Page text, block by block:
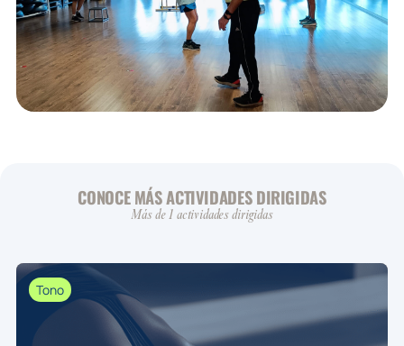
CONOCE MÁS ACTIVIDADES DIRIGIDAS
Más de 1 actividades dirigidas
Tono